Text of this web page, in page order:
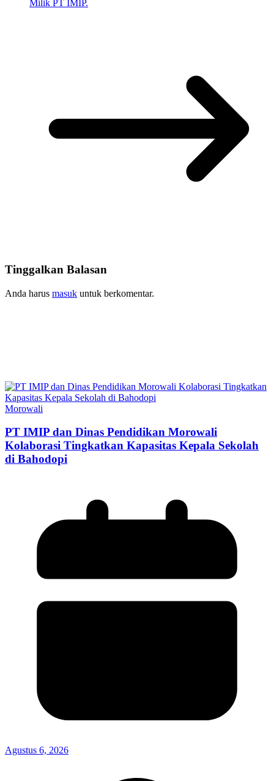
Milik PT IMIP.
Tinggalkan Balasan
Anda harus masuk untuk berkomentar.
Morowali
PT IMIP dan Dinas Pendidikan Morowali
Kolaborasi Tingkatkan Kapasitas Kepala Sekolah
di Bahodopi
Agustus 6, 2026